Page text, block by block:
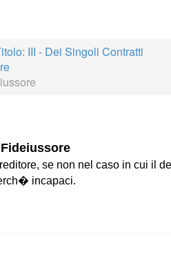
III - Dei Singoli Contratti
se non nel caso in cui il
incapaci.